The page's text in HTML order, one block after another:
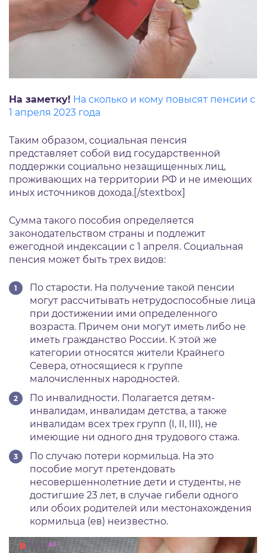
На заметку! На сколько и кому повысят пенсии с
1 апреля 2023 года
Таким образом, социальная пенсия
представляет собой вид государственной
поддержки социально незащищенных лиц,
проживающих на территории РФ и не имеющих
иных источников дохода.[/stextbox]
Сумма такого пособия определяется
законодательством страны и подлежит
ежегодной индексации с 1 апреля. Социальная
пенсия может быть трех видов:
По старости. На получение такой пенсии
могут рассчитывать нетрудоспособные лица
при достижении ими определенного
возраста. Причем они могут иметь либо не
иметь гражданство России. К этой же
категории относятся жители Крайнего
Севера, относящиеся к группе
малочисленных народностей.
По инвалидности. Полагается детям-
инвалидам, инвалидам детства, а также
инвалидам всех трех групп (I, II, III), не
имеющие ни одного дня трудового стажа.
По случаю потери кормильца. На это
пособие могут претендовать
несовершеннолетние дети и студенты, не
достигшие 23 лет, в случае гибели одного
или обоих родителей или местонахождения
кормильца (ев) неизвестно.